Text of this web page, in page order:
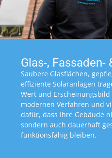
Glas-, Fassaden-
Saubere Glasflächen,
effiziente Solaranlagen
Wert und
modernen Verfahren und
dafür, dass Ihre Gebäude
sondern auch dauerhaft
funktionsfähig bleiben.